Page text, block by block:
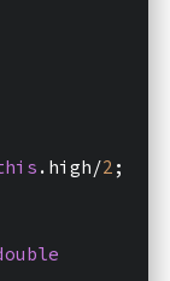
.high/2 ;